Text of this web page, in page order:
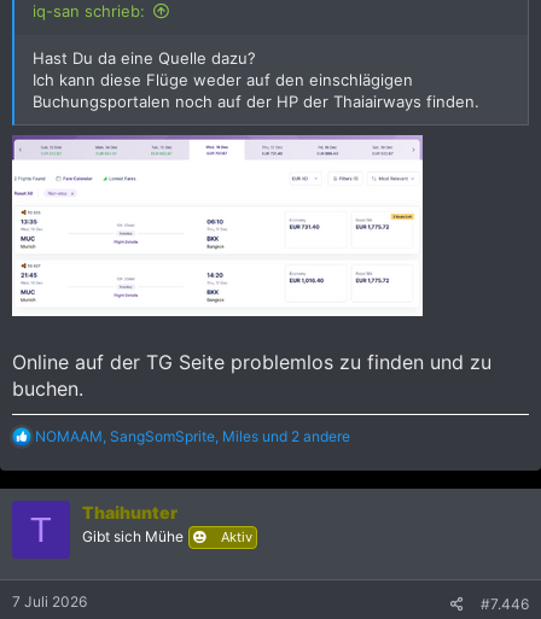
iq-san schrieb:
Hast Du da eine Quelle dazu?
Ich kann diese Flüge weder auf den einschlägigen
Buchungsportalen noch auf der HP der Thaiairways finden.
Online auf der TG Seite problemlos zu finden und zu
buchen.
R
a
k
n
NOMAAM, SangSomSprite, Miles und 2 andere
T Thaihunter
Gibt sich Mühe Aktiv
7 Juli 2026 #7.446